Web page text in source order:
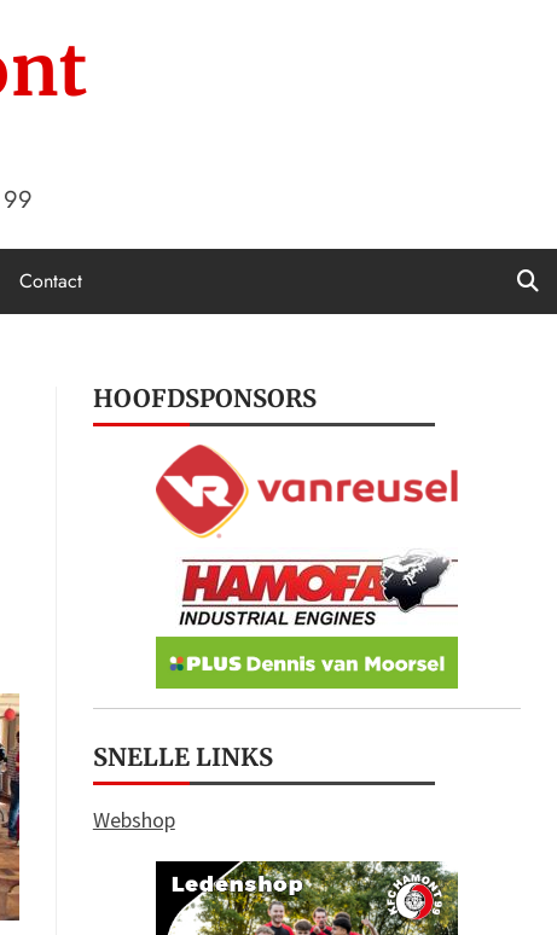
Contact
HOOFDSPONSORS
SNELLE LINKS
Webshop